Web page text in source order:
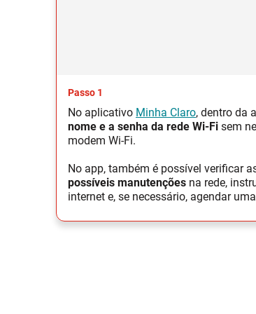
Passo 1
No aplicativo Minha Claro, dentro da
nome e a senha da rede Wi-Fi sem
modem Wi-Fi.
No app, também é possível verificar
possíveis manutenções na rede,
internet e, se necessário, agendar uma